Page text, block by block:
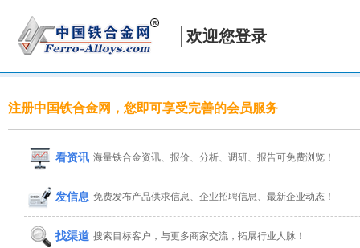
欢迎您登录
注册中国铁合金网，您即可享受完善的会员服务
看资讯 海量铁合金资讯、报价、分析、调研、报告可免费浏览！
发信息 免费发布产品供求信息、企业招聘信息、最新企业动态！
找渠道 搜索目标客户，与更多商家交流，拓展行业人脉！